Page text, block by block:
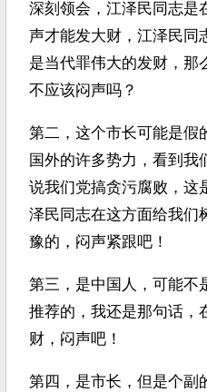
深刻领会，江泽民同志是
声才能发大财，江泽民同
是当代罪伟大的发财，那
不应该闷声吗？
第二，这个市长可能是假
国外的许多势力，看到我
说我们党搞贪污腐败，这
泽民同志在这方面给我们
豫的，闷声紧跟吧！
第三，是中国人，可能不
推荐的，我还是那句话，
财，闷声吧！
第四，是市长，但是个副